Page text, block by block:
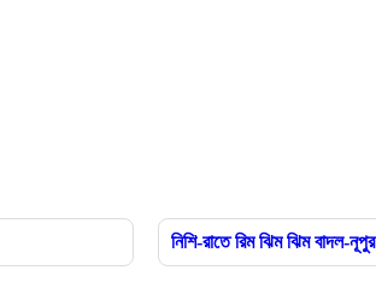
নিশি-রাতে রিম ঝিম ঝিম বাদল-নূপুর